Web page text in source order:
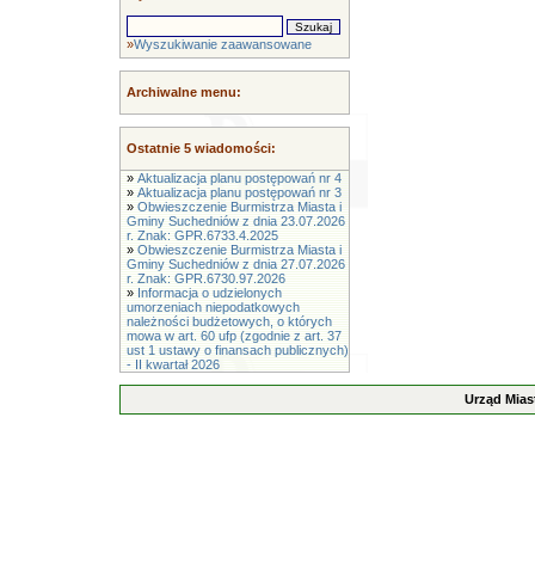
»Wyszukiwanie zaawansowane
Archiwalne menu:
Ostatnie 5 wiadomości:
» Aktualizacja planu postępowań nr 4
» Aktualizacja planu postępowań nr 3
» Obwieszczenie Burmistrza Miasta i
Gminy Suchedniów z dnia 23.07.2026
r. Znak: GPR.6733.4.2025
» Obwieszczenie Burmistrza Miasta i
Gminy Suchedniów z dnia 27.07.2026
r. Znak: GPR.6730.97.2026
» Informacja o udzielonych
umorzeniach niepodatkowych
należności budżetowych, o których
mowa w art. 60 ufp (zgodnie z art. 37
ust 1 ustawy o finansach publicznych)
- II kwartał 2026
Urząd